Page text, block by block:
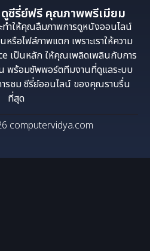
ซีรี่ย์ฟรี คุณภาพพรีเมียม
ทำให้คุณลืมภาพการดูหนังออนไลน์
อไฟล์ภาพแตก เพราะเราให้ความ
เป็นหลัก ให้คุณเพลิดเพลินกับการ
พร้อมซัพพอร์ตทีมงานที่ดูแลระบบ
ารชม ซีรี่ย์ออนไลน์ ของคุณราบรื่น
ที่สุด
computervidya.com